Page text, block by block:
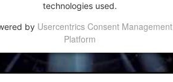
technologies used.
by Usercentrics Consent Management
Platform